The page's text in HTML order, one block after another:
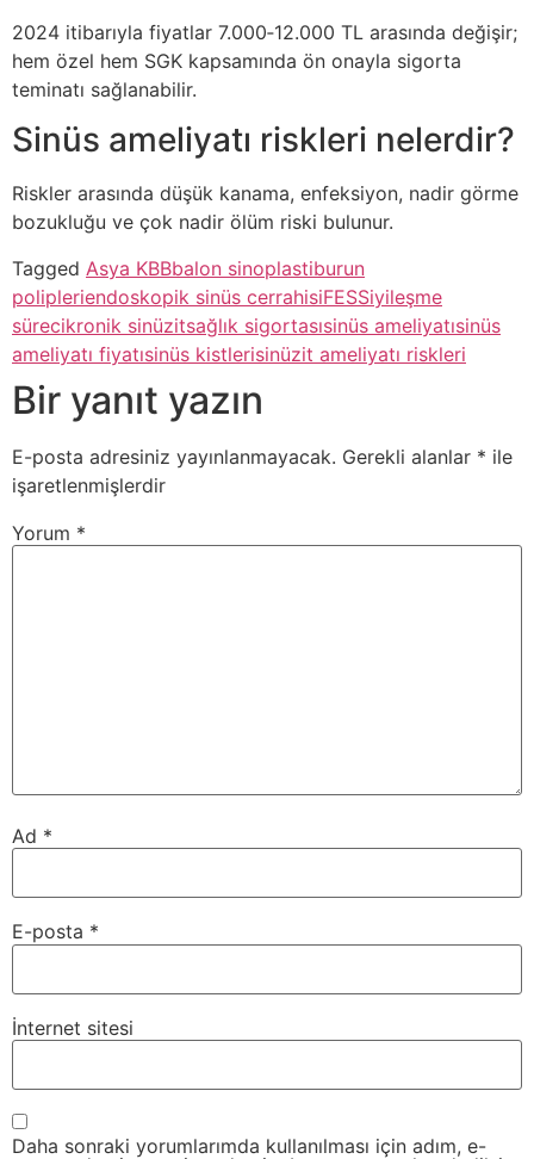
2024 itibarıyla fiyatlar 7.000‑12.000 TL arasında değişir;
hem özel hem SGK kapsamında ön onayla sigorta
teminatı sağlanabilir.
Sinüs ameliyatı riskleri nelerdir?
Riskler arasında düşük kanama, enfeksiyon, nadir görme
bozukluğu ve çok nadir ölüm riski bulunur.
Tagged Asya KBBbalon sinoplastiburun
polipleriendoskopik sinüs cerrahisiFESSiyileşme
sürecikronik sinüzitsağlık sigortasısinüs ameliyatısinüs
ameliyatı fiyatısinüs kistlerisinüzit ameliyatı riskleri
Bir yanıt yazın
E-posta adresiniz yayınlanmayacak. Gerekli alanlar * ile
işaretlenmişlerdir
Yorum *
Ad *
E-posta *
İnternet sitesi
Daha sonraki yorumlarımda kullanılması için adım, e-